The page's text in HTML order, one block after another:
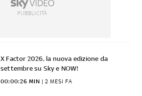
PUBBLICITÀ
X Factor 2026, la nuova edizione da
settembre su Sky e NOW!
00:00:26 MIN | 2 MESI FA